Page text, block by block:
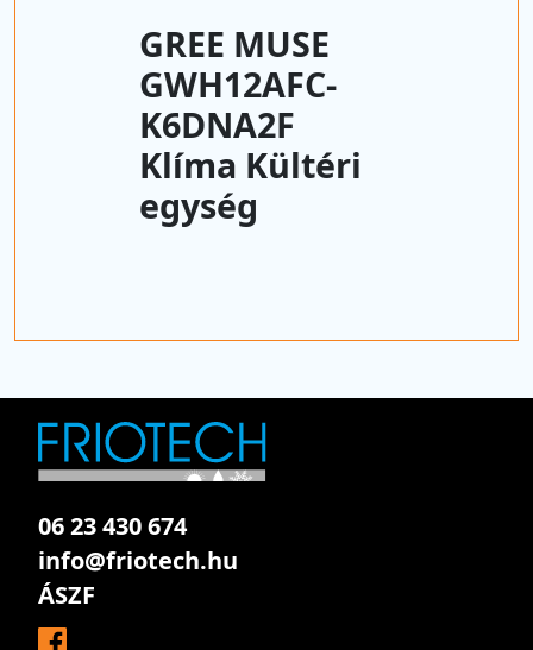
GREE MUSE
GWH12AFC-
K6DNA2F
Klíma Kültéri
egység
06 23 430 674
info@friotech.hu
ÁSZF